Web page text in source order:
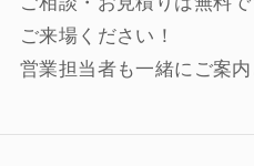
ご来場ください！
営業担当者も一緒にご案内